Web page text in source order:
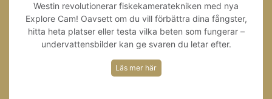
Westin revolutionerar fiskekameratekniken med nya
Explore Cam! Oavsett om du vill förbättra dina fångster,
hitta heta platser eller testa vilka beten som fungerar –
undervattensbilder kan ge svaren du letar efter.
Läs mer här